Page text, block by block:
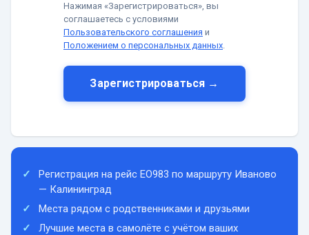
Нажимая «Зарегистрироваться», вы
соглашаетесь с условиями
Пользовательского соглашения и
Положением о персональных данных.
Зарегистрироваться →
Регистрация на рейс EO983 по маршруту Иваново
— Калининград
Места рядом с родственниками и друзьями
Лучшие места в самолёте с учётом ваших